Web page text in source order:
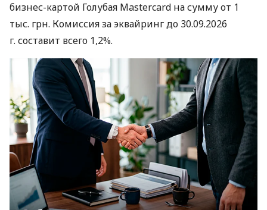
бизнес-картой Голубая Mastercard на сумму от 1
тыс. грн. Комиссия за эквайринг до 30.09.2026
г. составит всего 1,2%.